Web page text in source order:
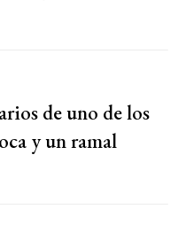
de uno de los
y un ramal